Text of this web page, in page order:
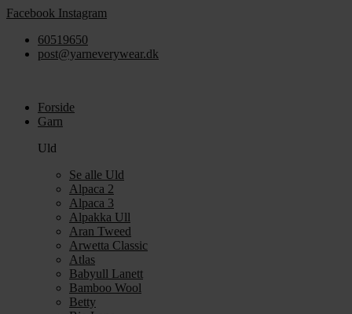
Videre
indhold
Facebook Instagram
60519650
post@yarneverywear.dk
Forside
Garn
Uld
Se alle Uld
Alpaca 2
Alpaca 3
Alpakka Ull
Aran Tweed
Arwetta Classic
Atlas
Babyull Lanett
Bamboo Wool
Betty